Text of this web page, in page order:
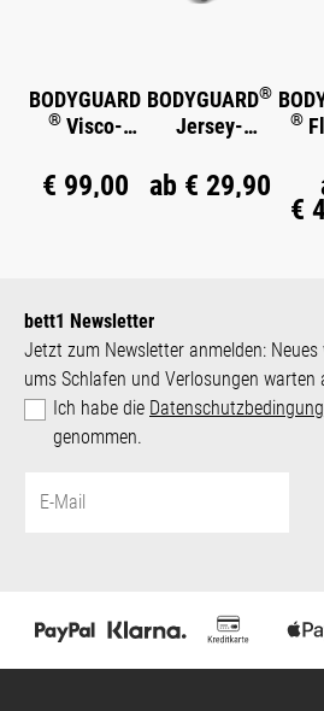
BODYGUARD
®Visco-
€ 99,00
BODYGUARD®
Jersey-
en
ab € 29,90
®
€
bett1 Newsletter
Jetzt zum Newsletter anmelden:
ums Schlafen und Verlosungen warten
Ich habe die
genommen.